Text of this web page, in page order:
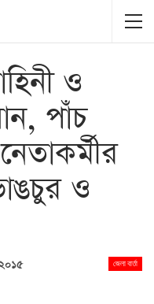
ও
পাঁচ
ও
জেলা বার্তা